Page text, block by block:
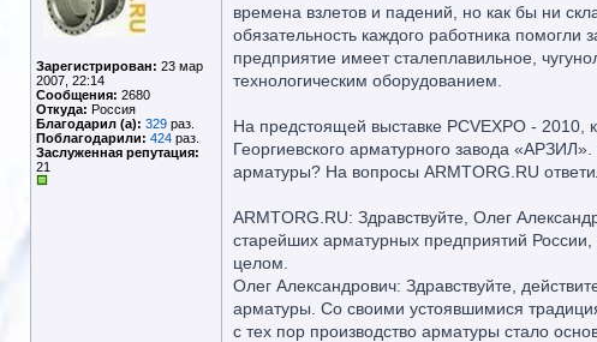
Зарегистрирован: 23 мар
2007, 22:14
Сообщения: 2680
Откуда: Россия
Благодарил (а): 329 раз.
Поблагодарили: 424 раз.
Заслуженная репутация:
21
времена взлетов и падений, но как бы ни
обязательность каждого работника помогли
предприятие имеет сталеплавильное,
технологическим оборудованием.
На предстоящей выставке PCVEXPO - 2010,
Георгиевского арматурного завода
арматуры? На вопросы ARMTORG.RU
ARMTORG.RU: Здравствуйте, Олег
старейших арматурных предприятий
целом.
Олег Александрович: Здравствуйте,
арматуры. Со своими устоявшимися
с тех пор производство арматуры стало